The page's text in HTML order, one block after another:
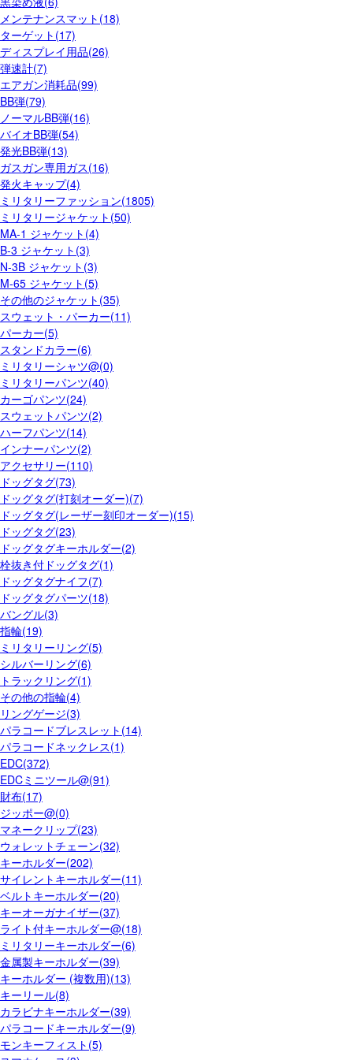
メンテナンスマット(18)
ターゲット(17)
ディスプレイ用品(26)
弾速計(7)
エアガン消耗品(99)
BB弾(79)
ノーマルBB弾(16)
バイオBB弾(54)
発光BB弾(13)
ガスガン専用ガス(16)
発火キャップ(4)
ミリタリーファッション(1805)
ミリタリージャケット(50)
MA-1 ジャケット(4)
B-3 ジャケット(3)
N-3B ジャケット(3)
M-65 ジャケット(5)
その他のジャケット(35)
スウェット・パーカー(11)
パーカー(5)
スタンドカラー(6)
ミリタリーシャツ@(0)
ミリタリーパンツ(40)
カーゴパンツ(24)
スウェットパンツ(2)
ハーフパンツ(14)
インナーパンツ(2)
アクセサリー(110)
ドッグタグ(73)
ドッグタグ(打刻オーダー)(7)
ドッグタグ(レーザー刻印オーダー)(15)
ドッグタグ(23)
ドッグタグキーホルダー(2)
栓抜き付ドッグタグ(1)
ドッグタグナイフ(7)
ドッグタグパーツ(18)
バングル(3)
指輪(19)
ミリタリーリング(5)
シルバーリング(6)
トラックリング(1)
その他の指輪(4)
リングゲージ(3)
パラコードブレスレット(14)
パラコードネックレス(1)
EDC(372)
EDCミニツール@(91)
財布(17)
ジッポー@(0)
マネークリップ(23)
ウォレットチェーン(32)
キーホルダー(202)
サイレントキーホルダー(11)
ベルトキーホルダー(20)
キーオーガナイザー(37)
ライト付キーホルダー@(18)
ミリタリーキーホルダー(6)
金属製キーホルダー(39)
キーホルダー (複数用)(13)
キーリール(8)
カラビナキーホルダー(39)
パラコードキーホルダー(9)
モンキーフィスト(5)